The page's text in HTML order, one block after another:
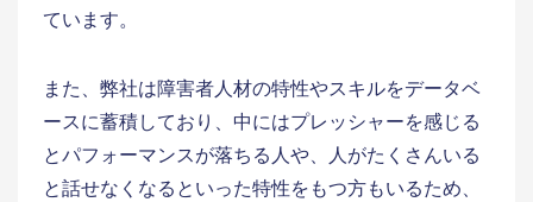
ています。
また、弊社は障害者人材の特性やスキルをデータベ
ースに蓄積しており、中にはプレッシャーを感じる
とパフォーマンスが落ちる人や、人がたくさんいる
と話せなくなるといった特性をもつ方もいるため、